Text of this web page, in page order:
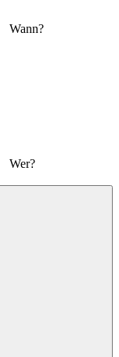
Wann?
Wer?